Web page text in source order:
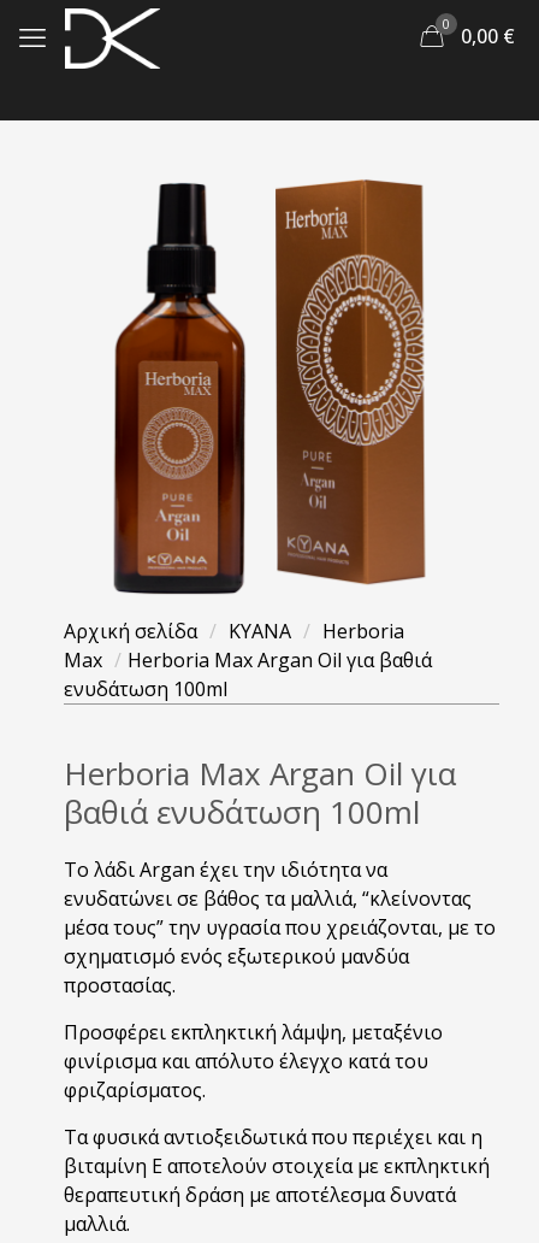
0 0,00 €
Αρχική σελίδα / KYANA / Herboria
Max / Herboria Max Argan Oil για βαθιά
ενυδάτωση 100ml
Herboria Max Argan Oil για
βαθιά ενυδάτωση 100ml
Τo λάδι Argan έχει την ιδιότητα να
ενυδατώνει σε βάθος τα µαλλιά, “κλείνοντας
µέσα τους” την υγρασία που χρειάζονται, µε το
σχηµατισµό ενός εξωτερικού µανδύα
προστασίας.
Προσφέρει εκπληκτική λάµψη, μεταξένιο
φινίρισμα και απόλυτο έλεγχο κατά του
φριζαρίσµατος.
Τα φυσικά αντιοξειδωτικά που περιέχει και η
βιταµίνη Ε αποτελούν στοιχεία µε εκπληκτική
θεραπευτική δράση με αποτέλεσμα δυνατά
µαλλιά.